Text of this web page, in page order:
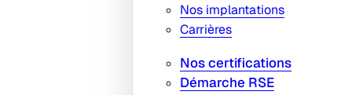
Nos implantations
Carrières
Nos certifications
Démarche RSE